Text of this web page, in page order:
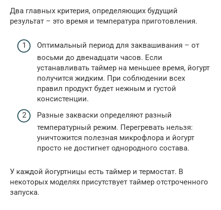
Два главных критерия, определяющих будущий
результат – это время и температура приготовления.
Оптимальный период для заквашивания – от
восьми до двенадцати часов. Если
устанавливать таймер на меньшее время, йогурт
получится жидким. При соблюдении всех
правил продукт будет нежным и густой
консистенции.
Разные закваски определяют разный
температурный режим. Перегревать нельзя:
уничтожится полезная микрофлора и йогурт
просто не достигнет однородного состава.
У каждой йогуртницы есть таймер и термостат. В
некоторых моделях присутствует таймер отстроченного
запуска.